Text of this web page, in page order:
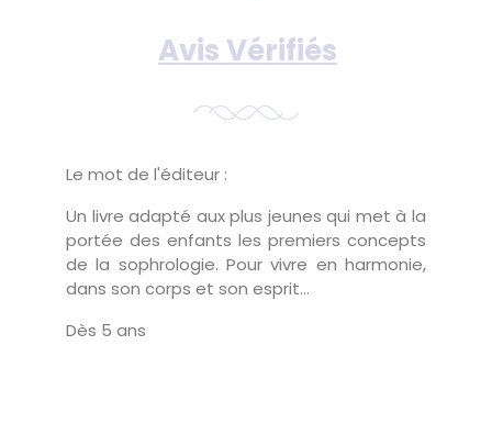
Avis Vérifiés
Le mot de l'éditeur :
Un livre adapté aux plus jeunes qui met à la
portée des enfants les premiers concepts
de la sophrologie. Pour vivre en harmonie,
dans son corps et son esprit…
Dès 5 ans